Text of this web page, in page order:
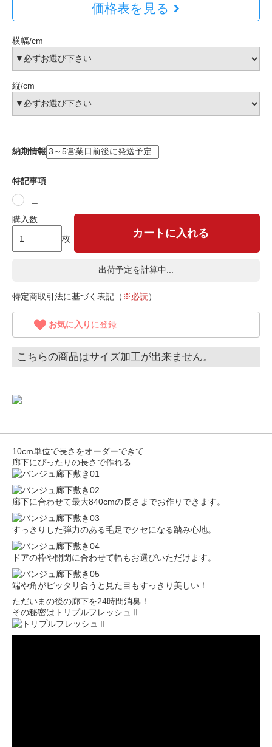
価格表を見る
横幅/cm
縦/cm
納期情報
特記事項
購入数
枚
カートに入れる
出荷予定を計算中...
特定商取引法に基づく表記（ ※必読）
お気に入り に登録
こちらの商品はサイズ加工が出来ません。
10cm単位で長さをオーダーできて
廊下にぴったりの長さで作れる
廊下に合わせて最大840cmの長さまでお作りできます。
すっきりした弾力のある毛足でクセになる踏み心地。
ドアの枠や開閉に合わせて幅もお選びいただけます。
端や角がピッタリ合うと見た目もすっきり美しい！
ただいまの後の廊下を24時間消臭！
その秘密はトリプルフレッシュⅡ